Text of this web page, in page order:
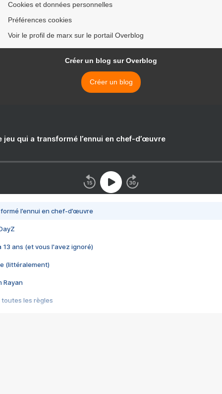
Cookies et données personnelles
Préférences cookies
Voir le profil de marx sur le portail Overblog
Créer un blog sur Overblog
Créer un blog
jeu qui a transformé l’ennui en chef-d’œuvre
l’ennui en chef-d’œuvre
13 ans (et vous l'avez ignoré)
(littéralement)
Rayan
toutes les règles